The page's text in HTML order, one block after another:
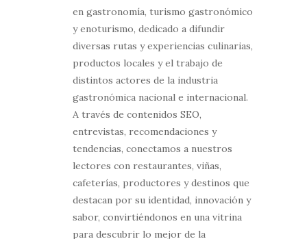
en gastronomía, turismo gastronómico
y enoturismo, dedicado a difundir
diversas rutas y experiencias culinarias,
productos locales y el trabajo de
distintos actores de la industria
gastronómica nacional e internacional.
A través de contenidos SEO,
entrevistas, recomendaciones y
tendencias, conectamos a nuestros
lectores con restaurantes, viñas,
cafeterías, productores y destinos que
destacan por su identidad, innovación y
sabor, convirtiéndonos en una vitrina
para descubrir lo mejor de la